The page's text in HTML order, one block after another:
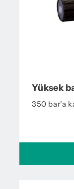
Yüksek
350 bar’a